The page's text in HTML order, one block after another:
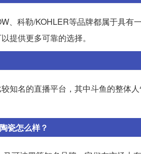
、科勒/KOHLER等品牌都属于具有
提供更多可靠的选择。
知名的直播平台，其中斗鱼的整体
瓷怎么样？